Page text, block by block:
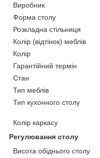
Виробник
Форма столу
Розкладна стільниця
Колір (відтінок) меблів
Колір
Гарантійний термін
Стан
Тип меблів
Тип кухонного столу
Колір каркасу
Регулювання столу
Висота обіднього столу